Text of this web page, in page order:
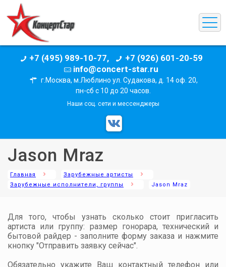
+7 (495) 989-10-77,
+7 (926) 601-20-59
info@concert-star.ru
г.Москва, м.Люблино ул. Судакова, д. 14 оф. 20,
пн-сб с 10 до 20 часов.
Наши соц. сети и мессенджеры
Jason Mraz
Главная
Зарубежные артисты
Зарубежные исполнители, группы
Jason Mraz
Для того, чтобы узнать сколько стоит пригласить
артиста или группу: размер гонорара, технический и
бытовой райдер - заполните форму заказа и нажмите
кнопку "Отправить заявку сейчас".
Обязательно укажите Ваш контактный телефон или